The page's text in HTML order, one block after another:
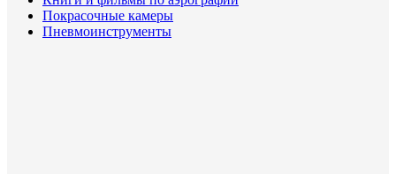
Покрасочные камеры
Пневмоинструменты